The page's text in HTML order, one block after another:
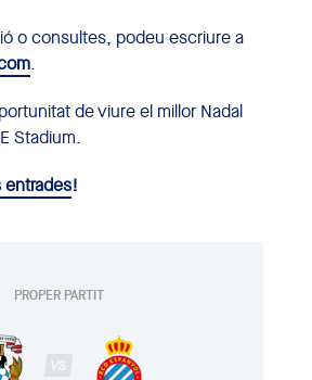
o consultes, podeu escriure a
.
de viure el millor Nadal
Stadium.
entrades!
PROPER PARTIT
VS